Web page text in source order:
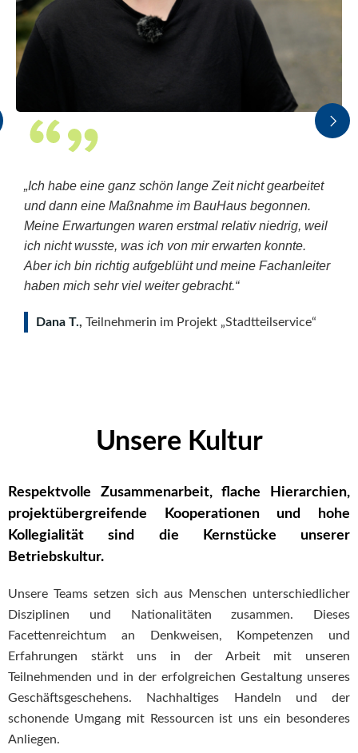
„Ich habe eine ganz schön lange Zeit nicht gearbeitet
und dann eine Maßnahme im BauHaus begonnen.
Meine Erwartungen waren erstmal relativ niedrig, weil
ich nicht wusste, was ich von mir erwarten konnte.
Aber ich bin richtig aufgeblüht und meine Fachanleiter
haben mich sehr viel weiter gebracht.“
Dana T., Teilnehmerin im Projekt „Stadtteilservice“
Unsere Kultur
Respektvolle Zusammenarbeit, flache Hierarchien,
projektübergreifende Kooperationen und hohe
Kollegialität sind die Kernstücke unserer
Betriebskultur.
Unsere Teams setzen sich aus Menschen unterschiedlicher
Disziplinen und Nationalitäten zusammen. Dieses
Facettenreichtum an Denkweisen, Kompetenzen und
Erfahrungen stärkt uns in der Arbeit mit unseren
Teilnehmenden und in der erfolgreichen Gestaltung unseres
Geschäftsgeschehens. Nachhaltiges Handeln und der
schonende Umgang mit Ressourcen ist uns ein besonderes
Anliegen.